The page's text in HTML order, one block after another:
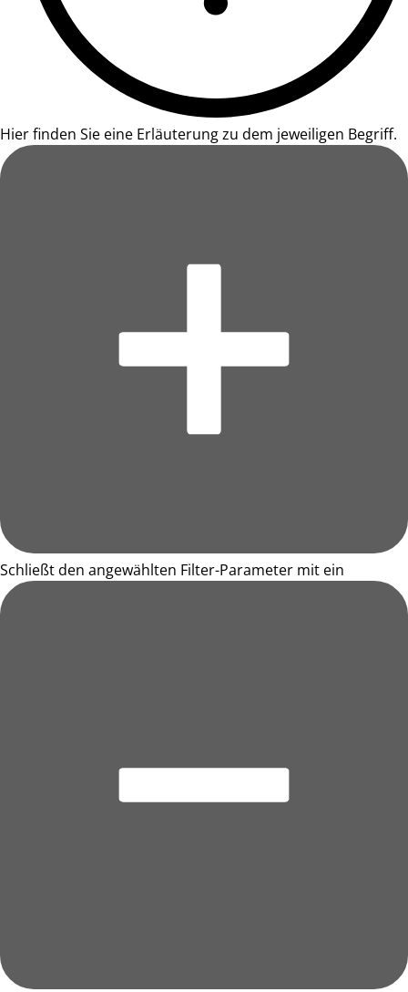
Hier finden Sie eine Erläuterung zu dem jeweiligen Begriff.
Schließt den angewählten Filter-Parameter mit ein